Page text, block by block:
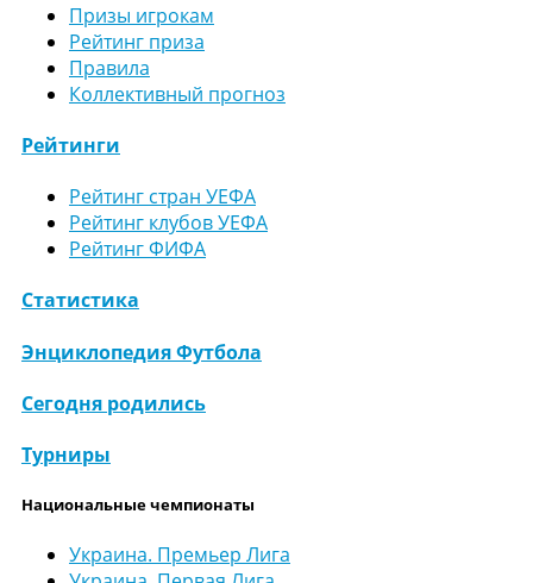
Призы игрокам
Рейтинг приза
Правила
Коллективный прогноз
Рейтинги
Рейтинг стран УЕФА
Рейтинг клубов УЕФА
Рейтинг ФИФА
Статистика
Энциклопедия Футбола
Сегодня родились
Турниры
Национальные чемпионаты
Украина. Премьер Лига